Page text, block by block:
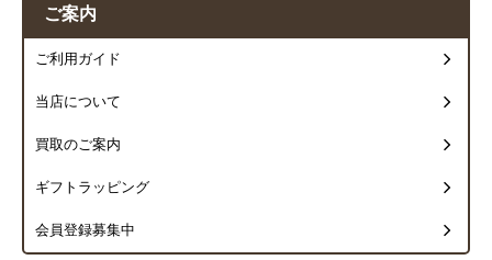
ご案内
ご利用ガイド
当店について
買取のご案内
ギフトラッピング
会員登録募集中